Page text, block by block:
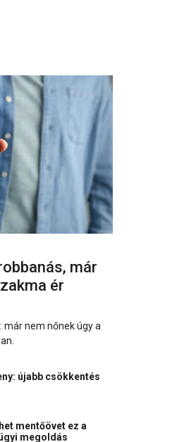
már
ér
már nem nőnek úgy a
újabb csökkentés
mentőövet ez a
megoldás